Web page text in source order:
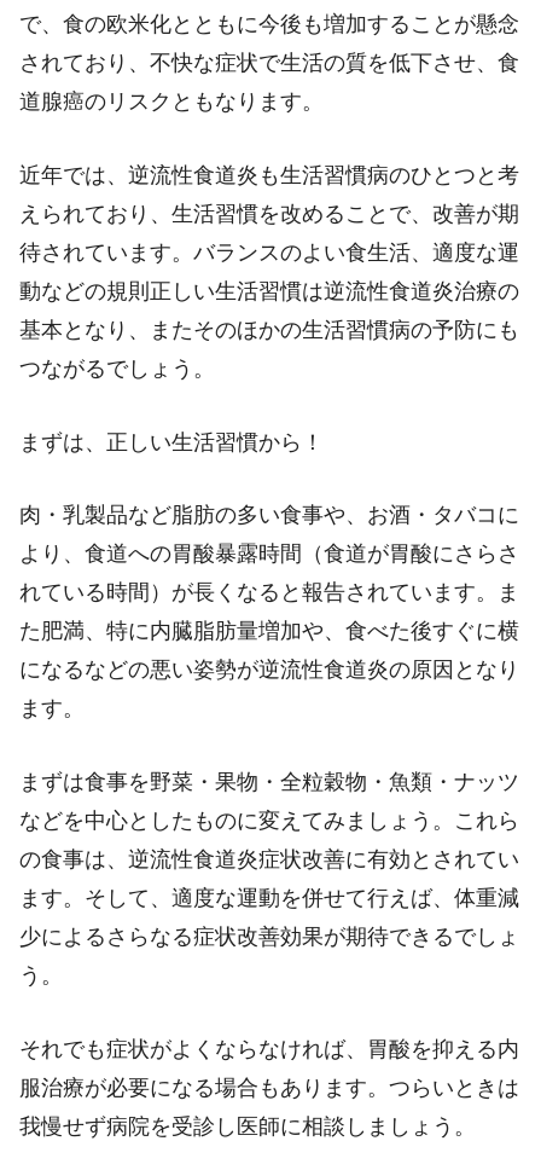
で、食の欧米化とともに今後も増加することが懸念
されており、不快な症状で生活の質を低下させ、食
道腺癌のリスクともなります。
近年では、逆流性食道炎も生活習慣病のひとつと考
えられており、生活習慣を改めることで、改善が期
待されています。バランスのよい食生活、適度な運
動などの規則正しい生活習慣は逆流性食道炎治療の
基本となり、またそのほかの生活習慣病の予防にも
つながるでしょう。
まずは、正しい生活習慣から！
肉・乳製品など脂肪の多い食事や、お酒・タバコに
より、食道への胃酸暴露時間（食道が胃酸にさらさ
れている時間）が長くなると報告されています。ま
た肥満、特に内臓脂肪量増加や、食べた後すぐに横
になるなどの悪い姿勢が逆流性食道炎の原因となり
ます。
まずは食事を野菜・果物・全粒穀物・魚類・ナッツ
などを中心としたものに変えてみましょう。これら
の食事は、逆流性食道炎症状改善に有効とされてい
ます。そして、適度な運動を併せて行えば、体重減
少によるさらなる症状改善効果が期待できるでしょ
う。
それでも症状がよくならなければ、胃酸を抑える内
服治療が必要になる場合もあります。つらいときは
我慢せず病院を受診し医師に相談しましょう。